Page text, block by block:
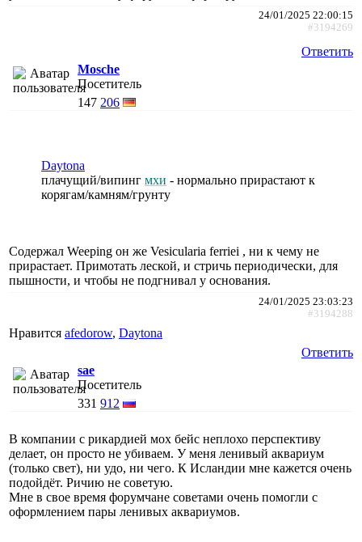
24/01/2025 22:00:15
#3194269
Ответить
Mosche
Посетитель
147 206
Daytona
плачущий/випинг мхи - нормально прирастают к
корягам/камням/грунту
Содержал Weeping он же Vesicularia ferriei , ни к чему не
прирастает. Примотать леской, и стричь периодически, для
пышности, и чтобы не подгнивал у основания.
24/01/2025 23:03:23
#3194288
Нравится afedorow, Daytona
Ответить
sae
Посетитель
331 912
В компании с рикардией мох бейс неплохо перспективу
делает, он просто не убиваем. У меня ленивый аквариум
(только свет), ни удо, ни чего. К Исландии мне кажется очень
подойдёт. Ричию не советую.
Мне в свое время форумчане советами очень помогли с
оформлением пары ленивых аквариумов.